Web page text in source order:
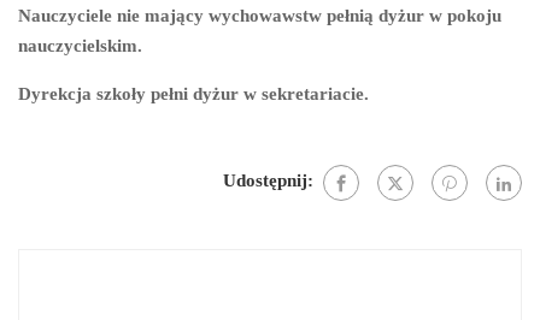
Nauczyciele nie mający wychowawstw pełnią dyżur w pokoju
nauczycielskim.
Dyrekcja szkoły pełni dyżur w sekretariacie.
Udostępnij: